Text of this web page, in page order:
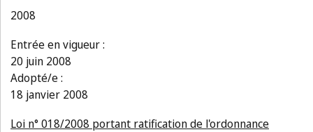
2008
Entrée en vigueur :
20 juin 2008
Adopté/e :
18 janvier 2008
Loi n° 018/2008 portant ratification de l'ordonnance